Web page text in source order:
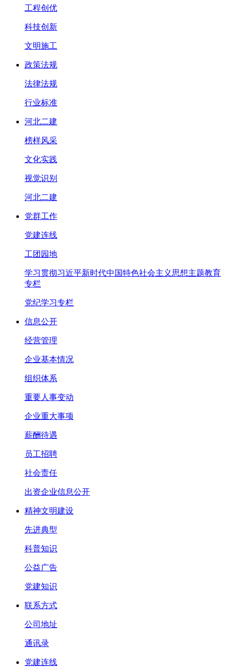
工程创优
科技创新
文明施工
政策法规
法律法规
行业标准
河北二建
榜样风采
文化实践
视觉识别
河北二建
党群工作
党建连线
工团园地
学习贯彻习近平新时代中国特色社会主义思想主题教育
专栏
党纪学习专栏
信息公开
经营管理
企业基本情况
组织体系
重要人事变动
企业重大事项
薪酬待遇
员工招聘
社会责任
出资企业信息公开
精神文明建设
先进典型
科普知识
公益广告
党建知识
联系方式
公司地址
通讯录
党建连线